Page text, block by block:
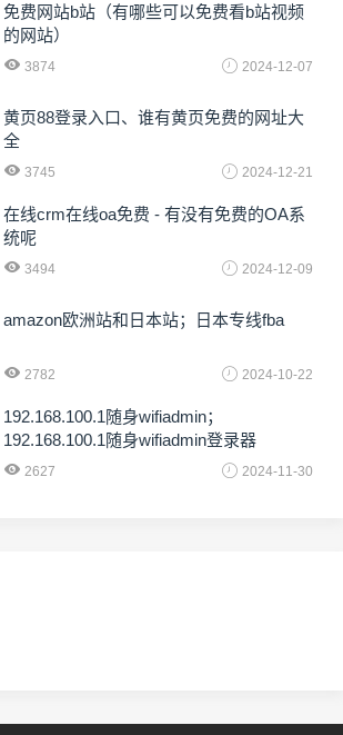
免费网站b站（有哪些可以免费看b站视频
的网站）
3874 2024-12-07
黄页88登录入口、谁有黄页免费的网址大
全
3745 2024-12-21
在线crm在线oa免费 - 有没有免费的OA系
统呢
3494 2024-12-09
amazon欧洲站和日本站；日本专线fba
2782 2024-10-22
192.168.100.1随身wifiadmin；
192.168.100.1随身wifiadmin登录器
2627 2024-11-30